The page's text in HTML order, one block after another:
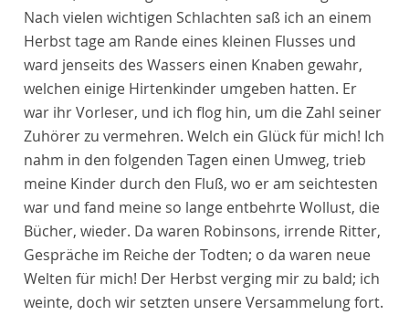
Nach vielen wichtigen Schlachten saß ich an einem
Herbst tage am Rande eines kleinen Flusses und
ward jenseits des Wassers einen Knaben gewahr,
welchen einige Hirtenkinder umgeben hatten. Er
war ihr Vorleser, und ich flog hin, um die Zahl seiner
Zuhörer zu vermehren. Welch ein Glück für mich! Ich
nahm in den folgenden Tagen einen Umweg, trieb
meine Kinder durch den Fluß, wo er am seichtesten
war und fand meine so lange entbehrte Wollust, die
Bücher, wieder. Da waren Robinsons, irrende Ritter,
Gespräche im Reiche der Todten; o da waren neue
Welten für mich! Der Herbst verging mir zu bald; ich
weinte, doch wir setzten unsere Versammelung fort.